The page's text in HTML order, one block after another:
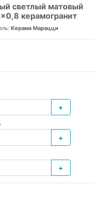
светлый матовый
керамогранит
Керама Марацци
+
+
+